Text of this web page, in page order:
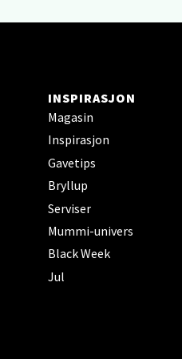
INSPIRASJON
Magasin
Inspirasjon
Gavetips
Bryllup
Serviser
Mummi-univers
Black Week
Jul